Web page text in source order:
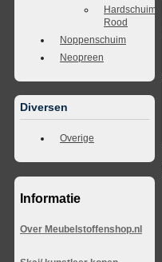
Hardschuim
Rood
Noppenschuim
Neopreen
Diversen
Overige
Informatie
Over Meubelstoffenshop.nl